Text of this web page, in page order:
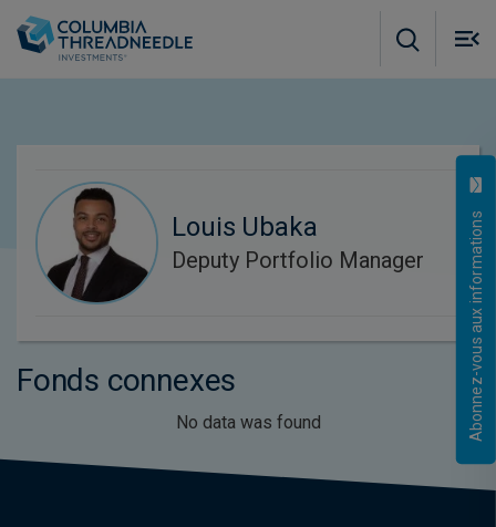
Louis Ubaka
Deputy Portfolio Manager
Fonds connexes
No data was found Abonnez-vous aux informations